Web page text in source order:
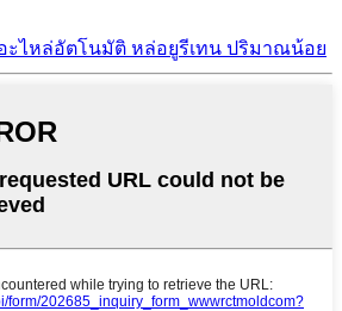
ะไหล่อัตโนมัติ หล่อยูรีเทน ปริมาณน้อย